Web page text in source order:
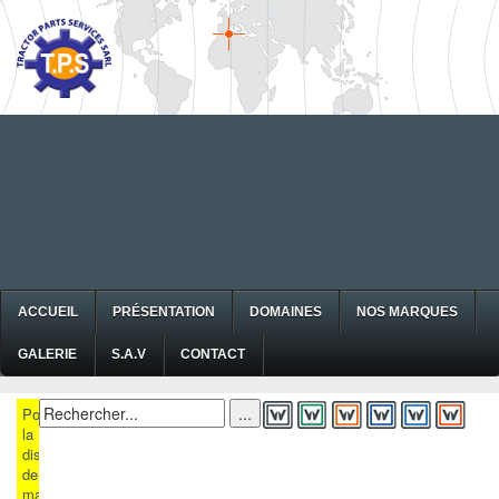
ACCUEIL PRÉSENTATION DOMAINES NOS MARQUES
GALERIE S.A.V CONTACT
Pour
la
disponibilité
de
matériels